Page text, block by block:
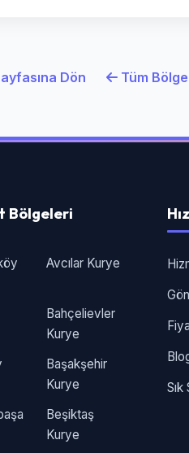
Dön Tüm
Bölgeleri
Avcılar Kurye
Bahçelievler
Kurye
Başakşehir
Kurye
Beşiktaş
Kurye